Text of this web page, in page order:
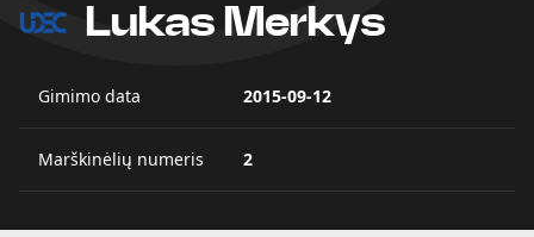
Lukas Merkys
Gimimo data 2015-09-12
Marškinėlių numeris 2